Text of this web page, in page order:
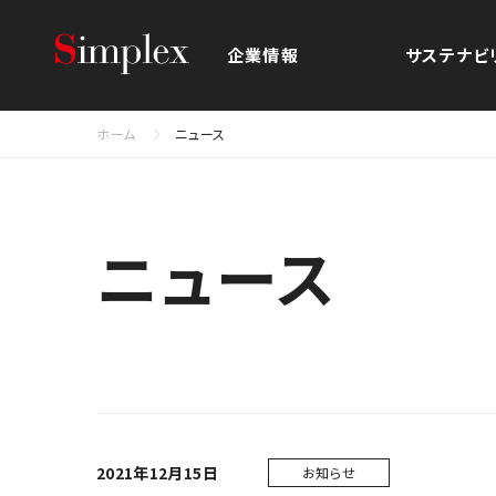
シンプレクス・ホールディングス株
企業情報 サステナビ
ホーム ニュース
ニュース
2021年12月15日 お知らせ